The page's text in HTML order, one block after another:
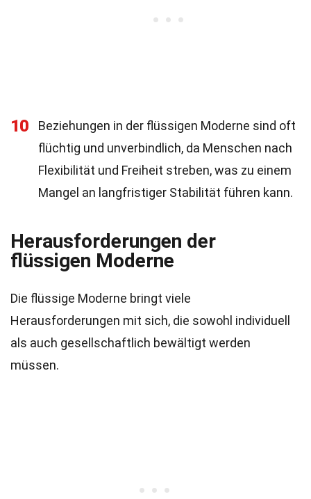
10
Beziehungen in der flüssigen Moderne sind oft
flüchtig und unverbindlich, da Menschen nach
Flexibilität und Freiheit streben, was zu einem
Mangel an langfristiger Stabilität führen kann.
Herausforderungen der
flüssigen Moderne
Die flüssige Moderne bringt viele
Herausforderungen mit sich, die sowohl individuell
als auch gesellschaftlich bewältigt werden
müssen.